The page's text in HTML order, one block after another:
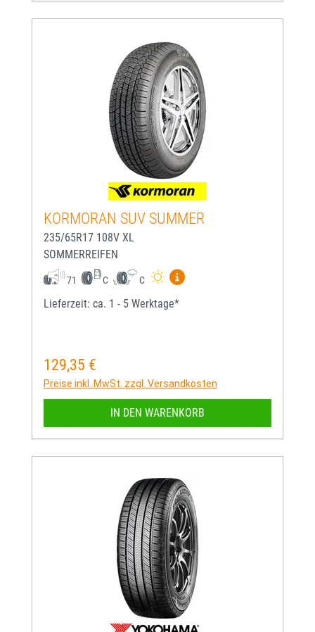
KORMORAN SUV SUMMER
235/65R17 108V XL
SOMMERREIFEN
71 C C
Mehr Informationen zum
Lieferzeit: ca. 1 - 5 Werktage*
Regulärer Preis:
129,35 €
Preise inkl. MwSt. zzgl. Versandkosten
IN DEN WARENKORB